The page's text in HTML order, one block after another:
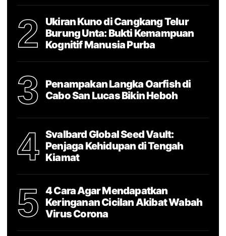
2
Ukiran Kuno di Cangkang Telur
Burung Unta: Bukti Kemampuan
Kognitif Manusia Purba
3
Penampakan Langka Oarfish di
Cabo San Lucas Bikin Heboh
4
Svalbard Global Seed Vault:
Penjaga Kehidupan di Tengah
Kiamat
5
4 Cara Agar Mendapatkan
Keringanan Cicilan Akibat Wabah
Virus Corona